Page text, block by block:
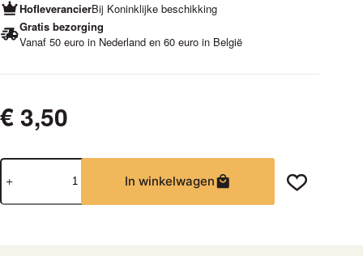
HofleverancierBij Koninklijke beschikking
Gratis bezorging
Vanaf 50 euro in Nederland en 60 euro in België
€ 3,50
Finum
papieren
theefilters
In winkelwagen